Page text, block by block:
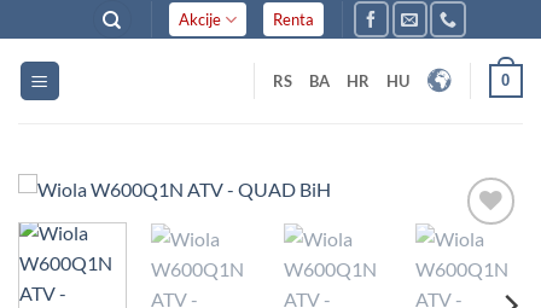
to
content
Akcije Renta
RS BA HR HU 0
Dodaj
u listu